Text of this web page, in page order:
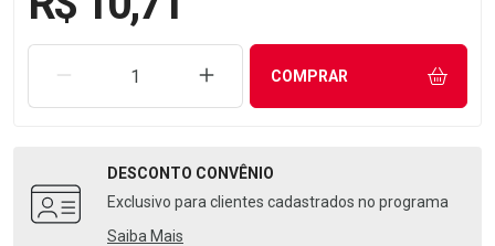
REMOVER UMA UNIDADEAUMENTAR UMA UNIDADE
COMPRAR
DESCONTO CONVÊNIO
Exclusivo para clientes cadastrados no programa
Saiba Mais